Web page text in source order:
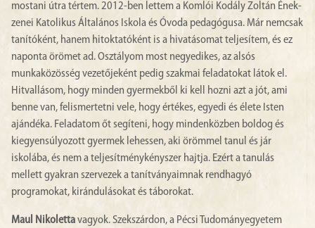
mostani útra tértem. 2012-ben lettem a Komlói Kodály Zoltán Ének-
zenei Katolikus Általános Iskola és Óvoda pedagógusa. Már nemcsak
tanítóként, hanem hitoktatóként is a hivatásomat teljesítem, és ez
naponta örömet ad. Osztályom most negyedikes, az alsós
munkaközösség vezetőjeként pedig szakmai feladatokat látok el.
Hitvallásom, hogy minden gyermekből ki kell hozni azt a jót, ami
benne van, felismertetni vele, hogy értékes, egyedi és élete Isten
ajándéka. Feladatom őt segíteni, hogy mindenközben boldog és
kiegyensúlyozott gyermek lehessen, aki örömmel tanul és jár
iskolába, és nem a teljesítménykényszer hajtja. Ezért a tanulás
mellett gyakran szervezek a tanítványaimnak rendhagyó
programokat, kirándulásokat és táborokat.
Maul Nikolettavagyok. Szekszárdon, a Pécsi Tudományegyetem